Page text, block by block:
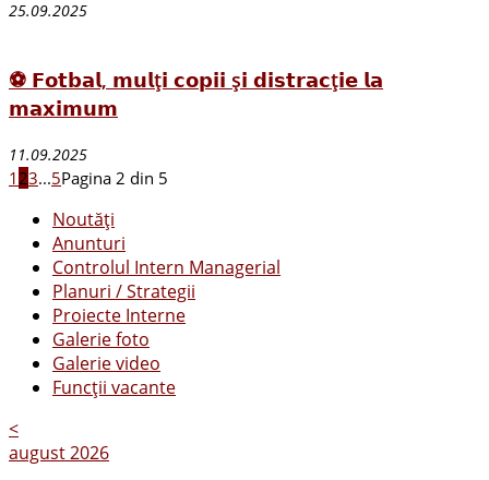
25.09.2025
⚽️ 𝗙𝗼𝘁𝗯𝗮𝗹, 𝗺𝘂𝗹ț𝗶 𝗰𝗼𝗽𝗶𝗶 ș𝗶 𝗱𝗶𝘀𝘁𝗿𝗮𝗰ț𝗶𝗲 𝗹𝗮
𝗺𝗮𝘅𝗶𝗺𝘂𝗺
11.09.2025
1 23...5Pagina 2 din 5
Noutăți
Anunturi
Controlul Intern Managerial
Planuri / Strategii
Proiecte Interne
Galerie foto
Galerie video
Funcții vacante
<
august 2026